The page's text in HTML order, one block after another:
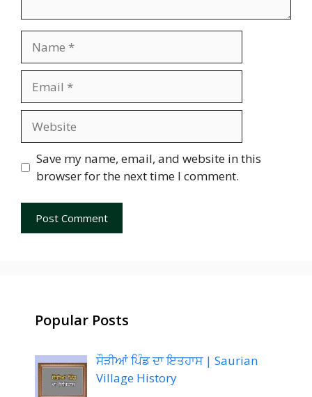
Save my name, email, and website in this
browser for the next time I comment.
Popular Posts
ਸੌੜੀਆਂ ਪਿੰਡ ਦਾ ਇਤਹਾਸ | Saurian
Village History